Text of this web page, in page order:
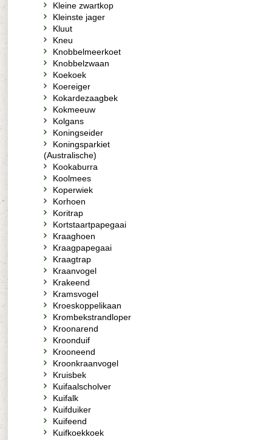
Kleine zwartkop
Kleinste jager
Kluut
Kneu
Knobbelmeerkoet
Knobbelzwaan
Koekoek
Koereiger
Kokardezaagbek
Kokmeeuw
Kolgans
Koningseider
Koningsparkiet
(Australische)
Kookaburra
Koolmees
Koperwiek
Korhoen
Koritrap
Kortstaartpapegaai
Kraaghoen
Kraagpapegaai
Kraagtrap
Kraanvogel
Krakeend
Kramsvogel
Kroeskoppelikaan
Krombekstrandloper
Kroonarend
Kroonduif
Krooneend
Kroonkraanvogel
Kruisbek
Kuifaalscholver
Kuifalk
Kuifduiker
Kuifeend
Kuifkoekkoek